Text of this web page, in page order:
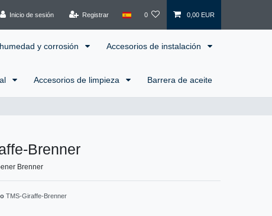
Inicio de sesión Registrar 0 0,00 EUR
y corrosión Accesorios de instalación
Accesorios de limpieza Barrera de aceite
Brenner
Brenner
TMS-Giraffe-Brenner